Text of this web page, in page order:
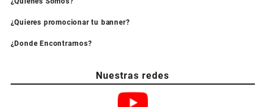
¿Quieres promocionar tu banner?
¿Donde Encontrarnos?
Nuestras redes